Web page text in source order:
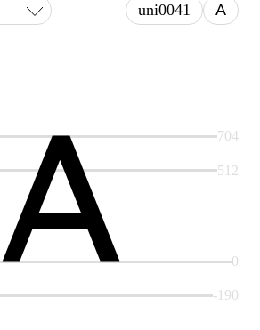
uni0041 A
A 704
512
0
-190